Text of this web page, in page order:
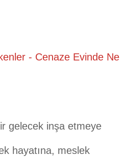
- Cenaze Evinde Ne
gelecek inşa etmeye
hayatına, meslek